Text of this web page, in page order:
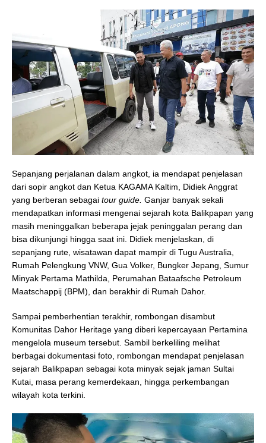
Sepanjang perjalanan dalam angkot, ia mendapat penjelasan
dari sopir angkot dan Ketua KAGAMA Kaltim, Didiek Anggrat
yang berberan sebagai tour guide. Ganjar banyak sekali
mendapatkan informasi mengenai sejarah kota Balikpapan yang
masih meninggalkan beberapa jejak peninggalan perang dan
bisa dikunjungi hingga saat ini. Didiek menjelaskan, di
sepanjang rute, wisatawan dapat mampir di Tugu Australia,
Rumah Pelengkung VNW, Gua Volker, Bungker Jepang, Sumur
Minyak Pertama Mathilda, Perumahan Bataafsche Petroleum
Maatschappij (BPM), dan berakhir di Rumah Dahor.
Sampai pemberhentian terakhir, rombongan disambut
Komunitas Dahor Heritage yang diberi kepercayaan Pertamina
mengelola museum tersebut. Sambil berkeliling melihat
berbagai dokumentasi foto, rombongan mendapat penjelasan
sejarah Balikpapan sebagai kota minyak sejak jaman Sultai
Kutai, masa perang kemerdekaan, hingga perkembangan
wilayah kota terkini.